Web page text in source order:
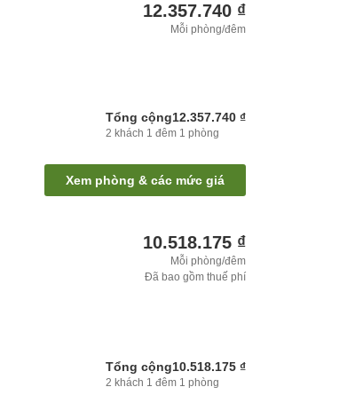
12.357.740 ₫
Mỗi phòng/đêm
Tổng cộng12.357.740 ₫
2 khách 1 đêm 1 phòng
Xem phòng & các mức giá
10.518.175 ₫
Mỗi phòng/đêm
Đã bao gồm thuế phí
Tổng cộng10.518.175 ₫
2 khách 1 đêm 1 phòng